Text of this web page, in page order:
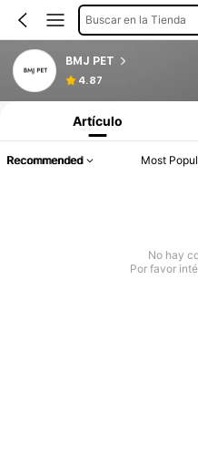
Buscar en la Tienda
BMJ PET
4.87
Artículo
Recommended Most
No hay
Por favor